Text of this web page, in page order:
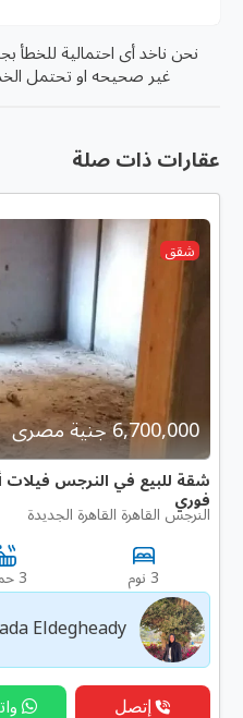
نحن ناخد أى احتمالية للخطأ
غير صحيحه او تحتمل
عقارات ذات صلة
شقق
6,700,000 جنية مصرى
شقة للبيع في النرجس فيلات
فوري
النرجس القاهرة القاهرة الجديدة
3 نوم 3 حمام
Eldegheady
إتصل